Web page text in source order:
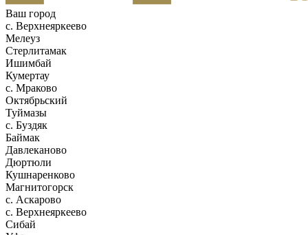
Ваш город
с. Верхнеяркеево
Мелеуз
Стерлитамак
Ишимбай
Кумертау
c. Мраково
Октябрьский
Туймазы
c. Буздяк
Баймак
Давлеканово
Дюртюли
Кушнаренково
Магнитогорск
с. Аскарово
с. Верхнеяркеево
Сибай